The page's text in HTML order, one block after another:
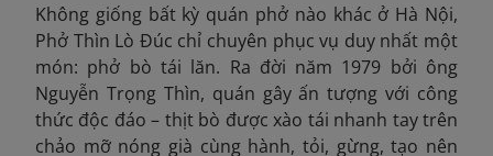
Không giống bất kỳ quán phở nào khác ở Hà Nội,
Phở Thìn Lò Đúc chỉ chuyên phục vụ duy nhất một
món: phở bò tái lăn. Ra đời năm 1979 bởi ông
Nguyễn Trọng Thìn, quán gây ấn tượng với công
thức độc đáo – thịt bò được xào tái nhanh tay trên
chảo mỡ nóng già cùng hành, tỏi, gừng, tạo nên